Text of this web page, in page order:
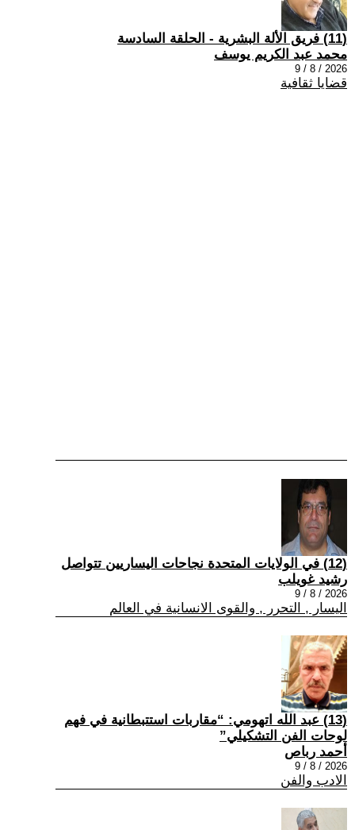
(11) فريق الألة البشرية - الحلقة السادسة
محمد عبد الكريم يوسف
2026 / 8 / 9
قضايا ثقافية
(12) في الولايات المتحدة نجاحات اليساريين تتواصل
رشيد غويلب
2026 / 8 / 9
اليسار , التحرر , والقوى الانسانية في العالم
(13) عبد الله اتهومي: “مقاربات استتبطانية في فهم
لوحات الفن التشكيلي”
أحمد رباص
2026 / 8 / 9
الادب والفن